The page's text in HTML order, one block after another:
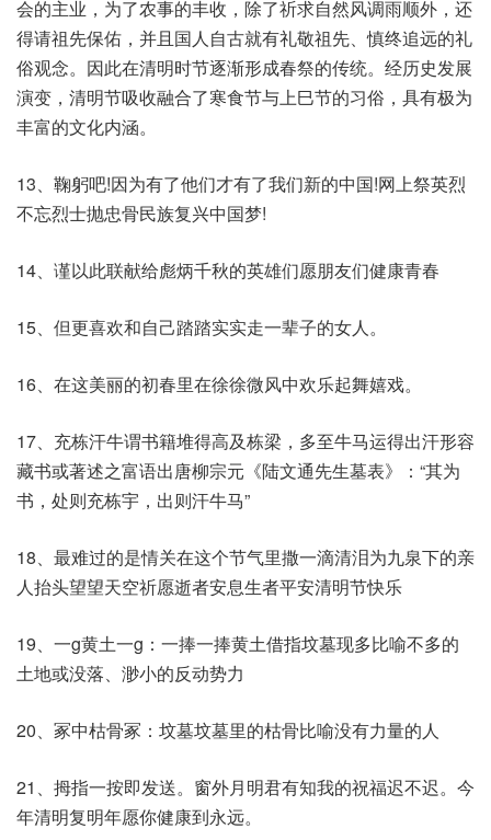
会的主业，为了农事的丰收，除了祈求自然风调雨顺外，还
得请祖先保佑，并且国人自古就有礼敬祖先、慎终追远的礼
俗观念。因此在清明时节逐渐形成春祭的传统。经历史发展
演变，清明节吸收融合了寒食节与上巳节的习俗，具有极为
丰富的文化内涵。
13、鞠躬吧!因为有了他们才有了我们新的中国!网上祭英烈
不忘烈士抛忠骨民族复兴中国梦!
14、谨以此联献给彪炳千秋的英雄们愿朋友们健康青春
15、但更喜欢和自己踏踏实实走一辈子的女人。
16、在这美丽的初春里在徐徐微风中欢乐起舞嬉戏。
17、充栋汗牛谓书籍堆得高及栋梁，多至牛马运得出汗形容
藏书或著述之富语出唐柳宗元《陆文通先生墓表》：“其为
书，处则充栋宇，出则汗牛马”
18、最难过的是情关在这个节气里撒一滴清泪为九泉下的亲
人抬头望望天空祈愿逝者安息生者平安清明节快乐
19、一g黄土一g：一捧一捧黄土借指坟墓现多比喻不多的
土地或没落、渺小的反动势力
20、冢中枯骨冢：坟墓坟墓里的枯骨比喻没有力量的人
21、拇指一按即发送。窗外月明君有知我的祝福迟不迟。今
年清明复明年愿你健康到永远。